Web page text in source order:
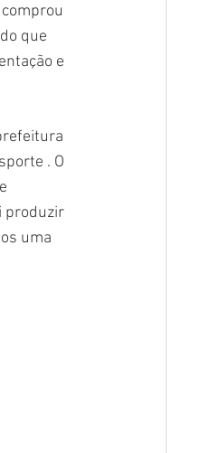
que
e
. O
produzir
uma